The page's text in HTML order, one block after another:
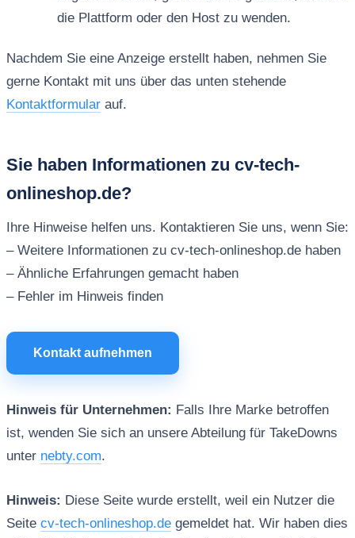
die Plattform oder den Host zu wenden.
Nachdem Sie eine Anzeige erstellt haben, nehmen Sie
gerne Kontakt mit uns über das unten stehende
Kontaktformularauf.
Sie haben Informationen zu cv-tech-
onlineshop.de?
Ihre Hinweise helfen uns. Kontaktieren Sie uns, wenn Sie:
– Weitere Informationen zu cv-tech-onlineshop.de haben
– Ähnliche Erfahrungen gemacht haben
– Fehler im Hinweis finden
Kontakt aufnehmen
Hinweis für Unternehmen: Falls Ihre Marke betroffen
ist, wenden Sie sich an unsere Abteilung für TakeDowns
unter nebty.com.
Hinweis: Diese Seite wurde erstellt, weil ein Nutzer die
Seite cv-tech-onlineshop.degemeldet hat. Wir haben dies